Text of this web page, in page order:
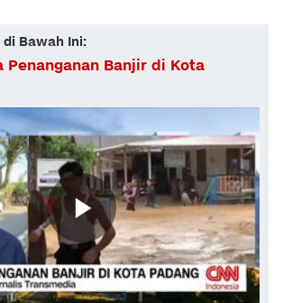
di Bawah Ini:
Penanganan Banjir di Kota